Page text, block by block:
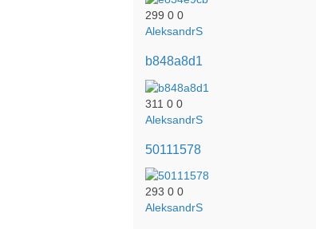
299 0 0
AleksandrS
b848a8d1
311 0 0
AleksandrS
50111578
293 0 0
AleksandrS